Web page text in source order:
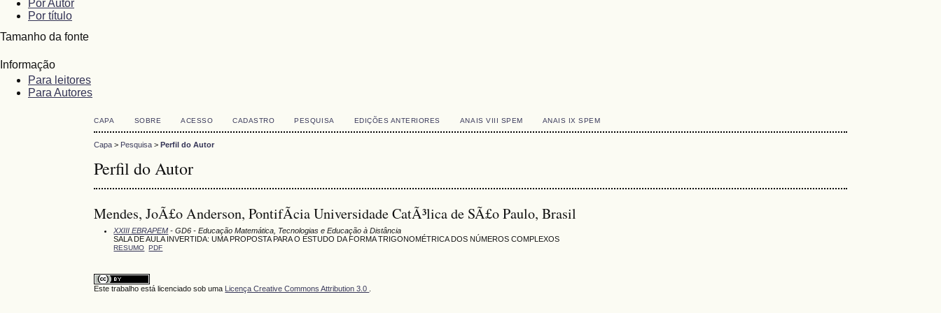
Por Autor
Por título
Tamanho da fonte
Informação
Para leitores
Para Autores
CAPA SOBRE ACESSO CADASTRO PESQUISA EDIÇÕES ANTERIORES ANAIS VIII SPEM ANAIS IX SPEM
Capa > Pesquisa >Perfil do Autor
Perfil do Autor
Mendes, JoÃ£o Anderson, PontifÃ­cia Universidade CatÃ³lica de SÃ£o Paulo, Brasil
XXIII EBRAPEM - GD6 - Educação Matemática, Tecnologias e Educação à Distância
SALA DE AULA INVERTIDA: UMA PROPOSTA PARA O ESTUDO DA FORMA TRIGONOMÉTRICA DOS NÚMEROS COMPLEXOS
RESUMO PDF
Este trabalho está licenciado sob uma Licença Creative Commons Attribution 3.0